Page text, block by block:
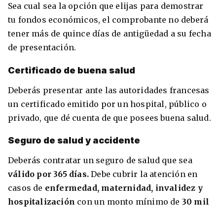
Sea cual sea la opción que elijas para demostrar
tu fondos económicos, el comprobante no deberá
tener más de quince días de antigüedad a su fecha
de presentación.
Certificado de buena salud
Deberás presentar ante las autoridades francesas
un certificado emitido por un hospital, público o
privado, que dé cuenta de que posees buena salud.
Seguro de salud y accidente
Deberás contratar un seguro de salud que sea
válido por 365 días.Debe cubrir la atención en
casos de enfermedad, maternidad, invalidez y
hospitalización con un monto mínimo de 30 mil